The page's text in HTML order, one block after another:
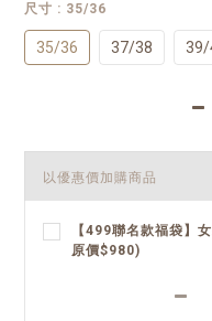
尺寸 : 35/36
35/36 37/38 39/
以優惠價加購商品
【499聯名款福袋】
原價$980)